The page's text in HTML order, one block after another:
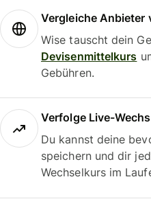
Vergleiche Anbieter
Wise tauscht dein
Devisenmittelkurs
Gebühren.
Verfolge Live-
Du kannst deine
speichern und dir
Wechselkurs im